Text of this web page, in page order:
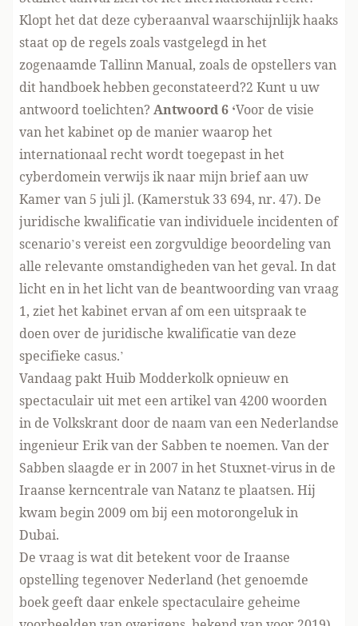
Klopt het dat deze cyberaanval waarschijnlijk haaks
staat op de regels zoals vastgelegd in het
zogenaamde Tallinn Manual, zoals de opstellers van
dit handboek hebben geconstateerd?2 Kunt u uw
antwoord toelichten? Antwoord 6 ‘Voor de visie
van het kabinet op de manier waarop het
internationaal recht wordt toegepast in het
cyberdomein verwijs ik naar mijn brief aan uw
Kamer van 5 juli jl. (Kamerstuk33 694, nr. 47). De
juridische kwalificatie van individuele incidenten of
scenario’s vereist een zorgvuldige beoordeling van
alle relevante omstandigheden van het geval. In dat
licht en in het licht van de beantwoording van vraag
1, ziet het kabinet ervan af om een uitspraak te
doen over de juridische kwalificatie van deze
specifieke casus.’
Vandaag pakt Huib Modderkolk opnieuw en
spectaculair uit met een artikel van 4200 woorden
in de Volkskrant door de naam van een Nederlandse
ingenieur Erik van der Sabben te noemen. Van der
Sabben slaagde er in 2007 in het Stuxnet-virus in de
Iraanse kerncentrale van Natanz te plaatsen. Hij
kwam begin 2009 om bij een motorongeluk in
Dubai.
De vraag is wat dit betekent voor de Iraanse
opstelling tegenover Nederland (het genoemde
boek geeft daar enkele spectaculaire geheime